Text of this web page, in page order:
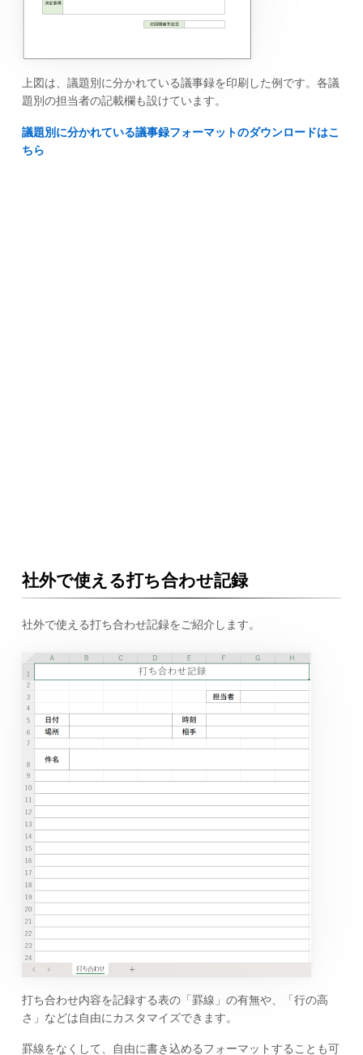
上図は、議題別に分かれている議事録を印刷した例です。各議
題別の担当者の記載欄も設けています。
議題別に分かれている議事録フォーマットのダウンロードはこ
ちら
社外で使える打ち合わせ記録
社外で使える打ち合わせ記録をご紹介します。
打ち合わせ内容を記録する表の「罫線」の有無や、「行の高
さ」などは自由にカスタマイズできます。
罫線をなくして、自由に書き込めるフォーマットすることも可